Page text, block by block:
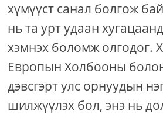
хүмүүст санал болгож
нь та урт удаан
хэмнэх боломж олгодог.
Европын Холбооны
дэвсгэрт улс орнуудын
шилжүүлэх бол, энэ нь